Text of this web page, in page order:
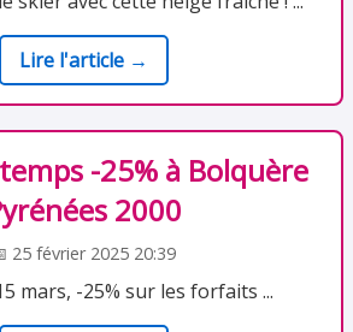
Lire l'article →
-25% à Bolquère
2000
25 février 2025 20:39
mars, -25% sur les forfaits ...